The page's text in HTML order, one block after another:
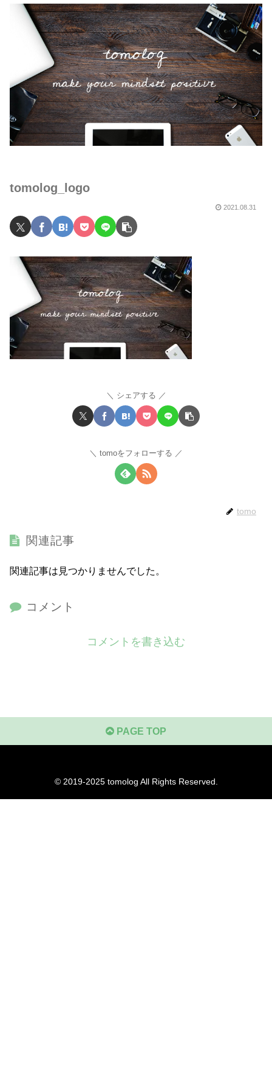
tomolog_logo
2021.08.31
シェアする
tomoをフォローする
tomo
関連記事
関連記事は見つかりませんでした。
コメント
コメントを書き込む
PAGE TOP
© 2019-2025 tomolog All Rights Reserved.